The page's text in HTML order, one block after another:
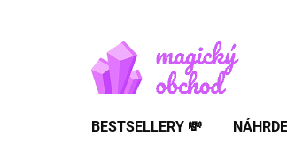
BESTSELLERY 💸